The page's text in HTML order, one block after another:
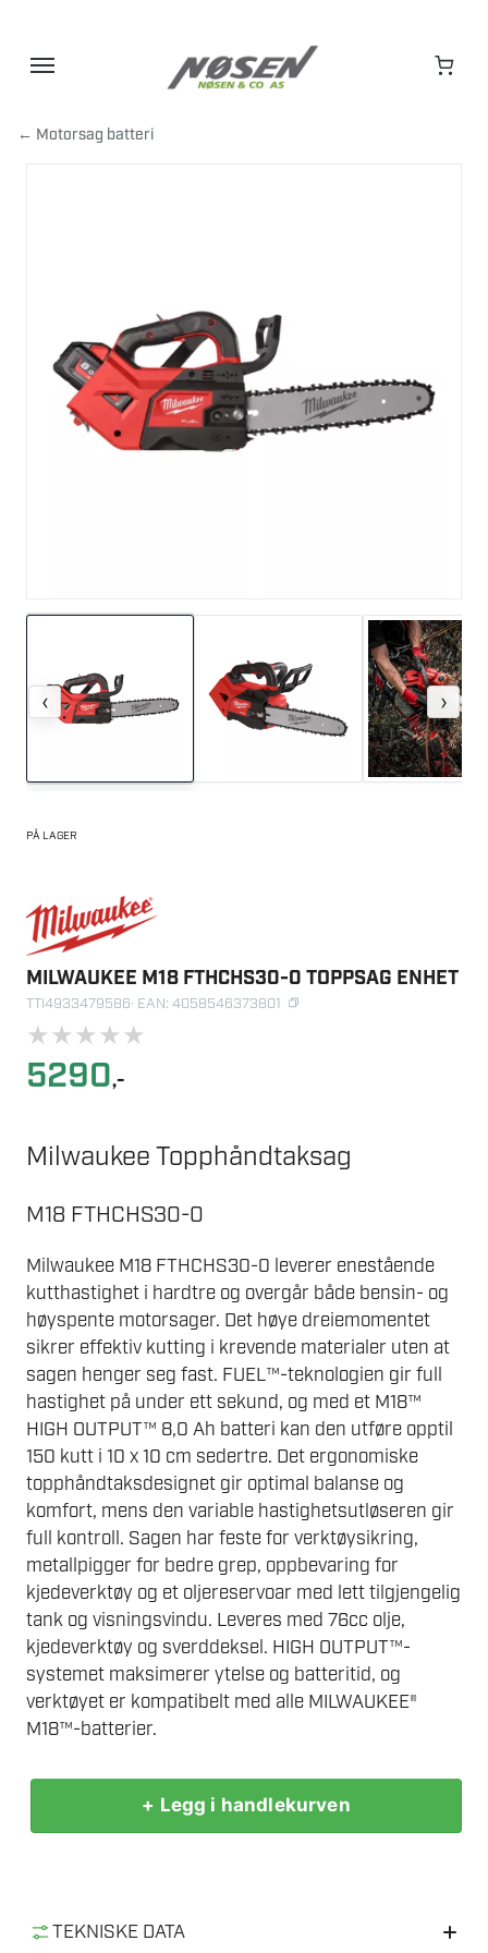
← Motorsag batteri
‹ ›
PÅ LAGER
MILWAUKEE M18 FTHCHS30-0 TOPPSAG ENHET
TTI4933479586· EAN: 4058546373801
★★★★★
5290,-
Milwaukee Topphåndtaksag
M18 FTHCHS30-0
Milwaukee M18 FTHCHS30-0 leverer enestående
kutthastighet i hardtre og overgår både bensin- og
høyspente motorsager. Det høye dreiemomentet
sikrer effektiv kutting i krevende materialer uten at
sagen henger seg fast. FUEL™-teknologien gir full
hastighet på under ett sekund, og med et M18™
HIGH OUTPUT™ 8,0 Ah batteri kan den utføre opptil
150 kutt i 10 x 10 cm sedertre. Det ergonomiske
topphåndtaksdesignet gir optimal balanse og
komfort, mens den variable hastighetsutløseren gir
full kontroll. Sagen har feste for verktøysikring,
metallpigger for bedre grep, oppbevaring for
kjedeverktøy og et oljereservoar med lett tilgjengelig
tank og visningsvindu. Leveres med 76cc olje,
kjedeverktøy og sverddeksel. HIGH OUTPUT™-
systemet maksimerer ytelse og batteritid, og
verktøyet er kompatibelt med alle MILWAUKEE®
M18™-batterier.
TOPPSAG
+ Legg i handlekurven
TEKNISKE DATA